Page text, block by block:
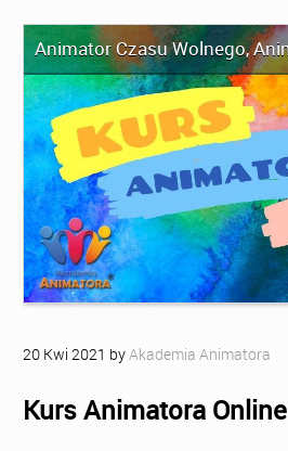
Animator Czasu Wolnego,
20 Kwi 2021 byAkademia Animatora
Kurs Animatora Online